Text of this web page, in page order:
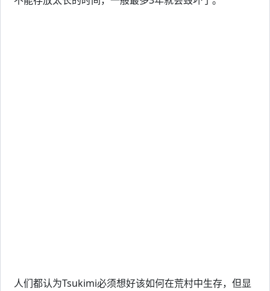
人们都认为Tsukimi必须想好该如何在荒村中生存，但显